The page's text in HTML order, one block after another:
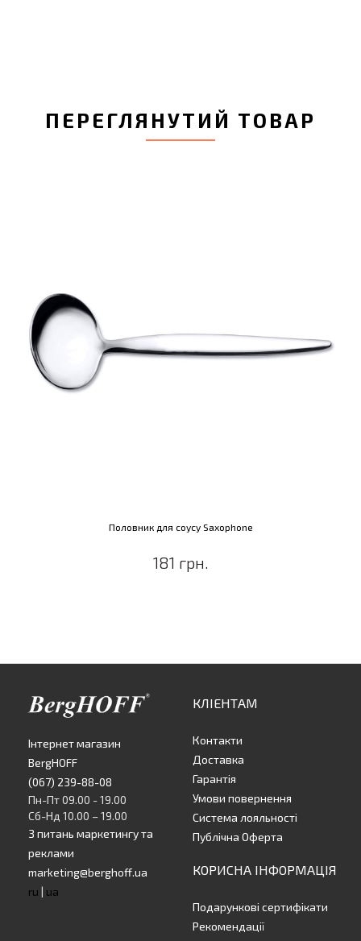
ПЕРЕГЛЯНУТИЙ ТОВАР
Половник для соусу Saxophone
181 грн.
Інтернет магазин
BergHOFF
(067) 239-88-08
Пн-Пт 09.00 - 19.00
Сб-Нд 10.00 – 19.00
З питань маркетингу та
реклами
marketing@berghoff.ua
ru | ua
КЛІЕНТАМ
Контакти
Доставка
Гарантія
Умови повернення
Система лояльності
Публічна Оферта
КОРИСНА ІНФОРМАЦІЯ
Подарункові сертифікати
Рекомендації